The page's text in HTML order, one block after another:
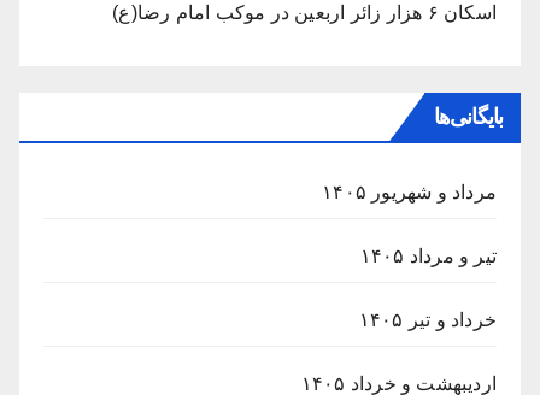
اسکان ۶ هزار زائر اربعین در موکب امام رضا(ع)
بایگانی‌ها
مرداد و شهریور ۱۴۰۵
تیر و مرداد ۱۴۰۵
خرداد و تیر ۱۴۰۵
اردیبهشت و خرداد ۱۴۰۵